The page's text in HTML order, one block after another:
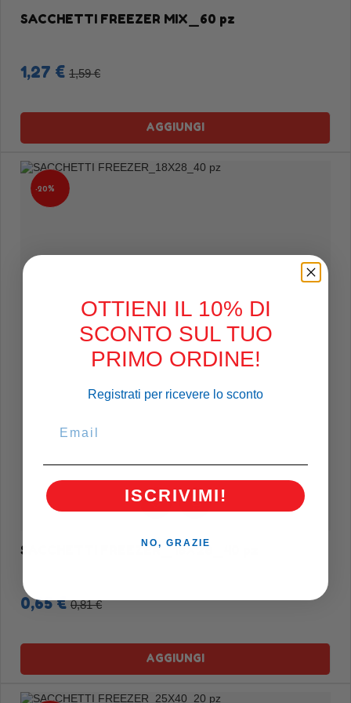
SACCHETTI FREEZER MIX_60 pz
1,27 € 1,59 €
AGGIUNGI
-20%
SACCHETTI FREEZER_18X28_40 pz
0,65 € 0,81 €
AGGIUNGI
OTTIENI IL 10% DI
SCONTO SUL TUO
PRIMO ORDINE!
Registrati per ricevere lo sconto
ISCRIVIMI!
NO, GRAZIE